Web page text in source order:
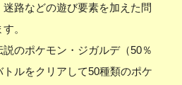
路などの遊び要素を加えた問
。
のポケモン・ジガルデ（50％
ルをクリアして50種類のポケ